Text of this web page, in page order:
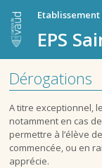
EPS
Dérogations
A titre exceptionnel,
notamment en cas
permettre à l’élève
commencée, ou en
apprécie.